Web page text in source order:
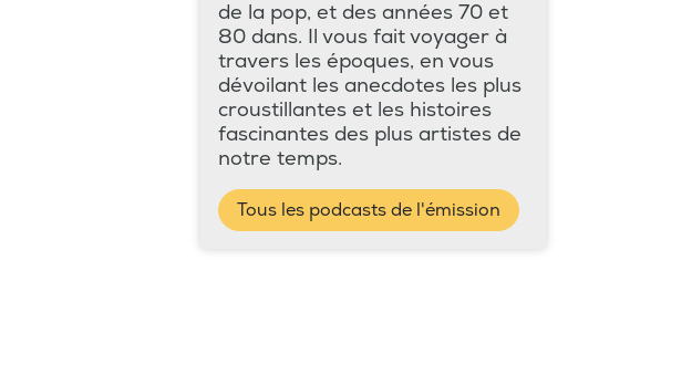
de la pop, et des années 70 et
80 dans. Il vous fait voyager à
travers les époques, en vous
dévoilant les anecdotes les plus
croustillantes et les histoires
fascinantes des plus artistes de
notre temps.
Tous les podcasts de l'émission